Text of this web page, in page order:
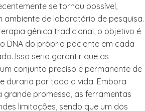
se tornou possível,
ambiente de laboratório de pesquisa.
gênica tradicional, o objetivo é
DNA do próprio paciente em cada
Isso seria garantir que as
conjunto preciso e permanente de
duraria por toda a vida. Embora
grande promessa, as ferramentas
limitações, sendo que um dos